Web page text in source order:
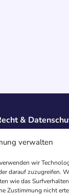
verwalten
wir
darauf zuzugreifen.
wie das
Zustimmung nicht
&
Datenschutz